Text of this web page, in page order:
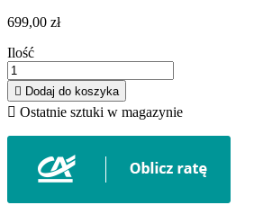
699,00 zł
Ilość
 Dodaj do koszyka
 Ostatnie sztuki w magazynie